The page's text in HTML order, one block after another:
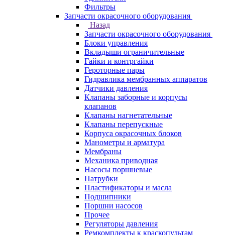
Фильтры
Запчасти окрасочного оборудования
Назад
Запчасти окрасочного оборудования
Блоки управления
Вкладыши ограничительные
Гайки и контргайки
Героторные пары
Гидравлика мембранных аппаратов
Датчики давления
Клапаны заборные и корпусы
клапанов
Клапаны нагнетательные
Клапаны перепускные
Корпуса окрасочных блоков
Манометры и арматура
Мембраны
Механика приводная
Насосы поршневые
Патрубки
Пластификаторы и масла
Подшипники
Поршни насосов
Прочее
Регуляторы давления
Ремкомплекты к краскопультам